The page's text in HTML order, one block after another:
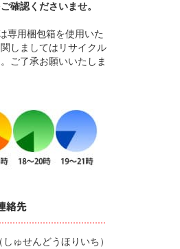
確認くださいませ。
用梱包箱を使用いた
しましてはリサイクル
ご了承お願いいたしま
ゅせんどうほりいち）